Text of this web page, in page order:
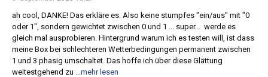
ah cool, DANKE! Das erkläre es. Also keine stumpfes "ein/aus" mit "0
oder 1", sondern gewichtet zwischen 0 und 1 ... super... werde es
gleich mal ausprobieren. Hintergrund warum ich es testen will, ist dass
meine Box bei schlechteren Wetterbedingungen permanent zwischen
1 und 3 phasig umschaltet. Das hoffe ich über diese Glättung
weitestgehend zu
...mehr lesen